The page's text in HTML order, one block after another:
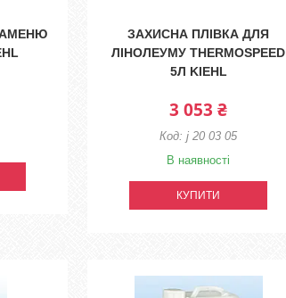
ЗАХИСНА ПЛІВКА ДЛЯ
ЛІНОЛЕУМУ THERMOSPEED
5Л KIEHL
3 053 ₴
j 20 03 05
В наявності
КУПИТИ